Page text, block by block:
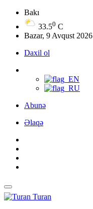
Bakı
33.50 C
Bazar, 9 Avqust 2026
Daxil ol
Abunə
Əlaqə
Turan